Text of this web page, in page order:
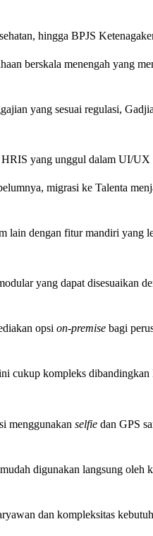
hingga BPJS
berskala menengah yang
yang sesuai regulasi,
yang unggul dalam UI/UX
migrasi ke Talenta
lain dengan fitur mandiri yang
yang dapat disesuaikan
opsi on-premise bagi
cukup kompleks
menggunakan selfie dan GPS
digunakan langsung oleh
dan kompleksitas